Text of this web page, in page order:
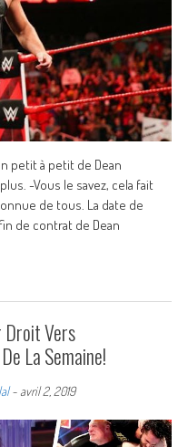
petit à petit de Dean
-Vous le savez, cela fait
de tous. La date de
de contrat de Dean
Droit Vers
La Semaine!
- avril 2, 2019